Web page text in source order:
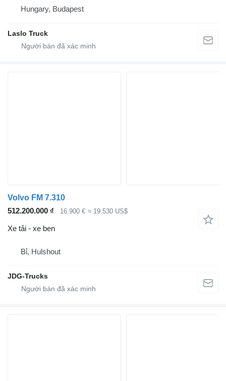
Hungary, Budapest
Laslo Truck
Volvo FM 7.310
512.200.000 ₫
16.900 € ≈ 19.530 US$
Xe tải - xe ben
Bỉ, Hulshout
JDG-Trucks